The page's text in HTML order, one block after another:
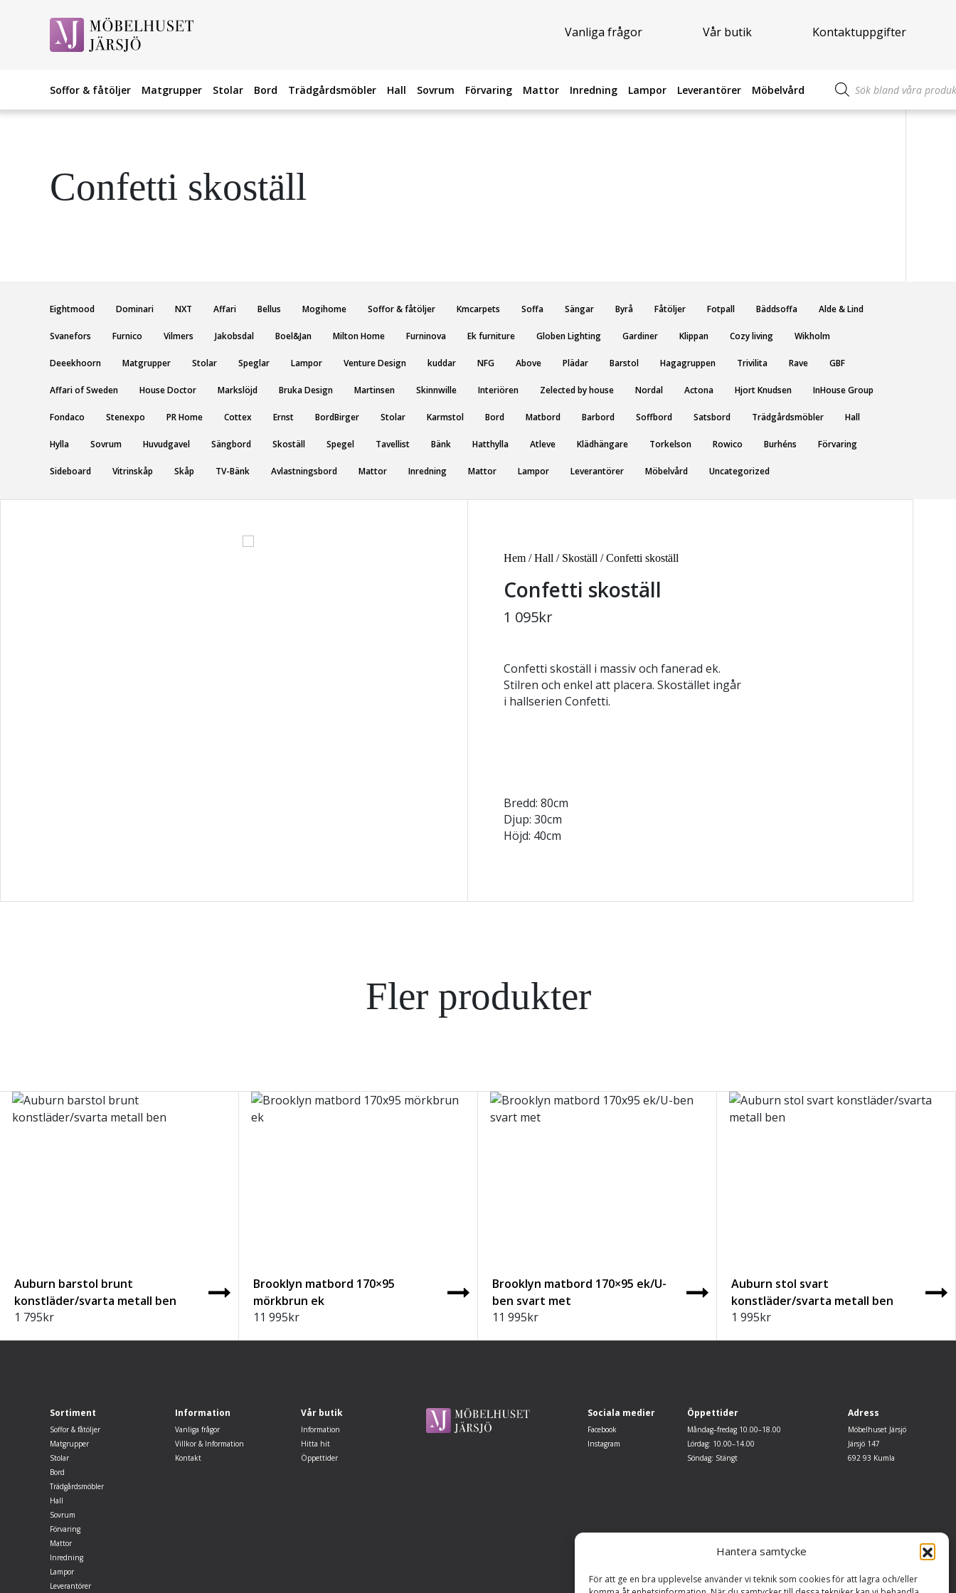
Hantera samtycke
För att ge en bra upplevelse använder vi teknik som cookies för att lagra och/eller
Vanliga frågor Vår butik Kontaktuppgifter
Soffor & fåtöljer Matgrupper Stolar Bord Trädgårdsmöbler Hall Sovrum Förvaring Mattor Inredning Lampor Leverantörer Möbelvård
Produktsökning
Confetti skoställ
Eightmood Dominari NXT Affari Bellus Mogihome Soffor & fåtöljer Kmcarpets Soffa Sängar Byrå Fåtöljer Fotpall Bäddsoffa Alde & Lind
Svanefors Furnico Vilmers Jakobsdal Boel&Jan Milton Home Furninova Ek furniture Globen Lighting Gardiner Klippan Cozy living Wikholm
Deeekhoorn Matgrupper Stolar Speglar Lampor Venture Design kuddar NFG Above Plädar Barstol Hagagruppen Trivilita Rave GBF
Affari of Sweden House Doctor Markslöjd Bruka Design Martinsen Skinnwille Interiören Zelected by house Nordal Actona Hjort Knudsen InHouse Group
Fondaco Stenexpo PR Home Cottex Ernst BordBirger Stolar Karmstol Bord Matbord Barbord Soffbord Satsbord Trädgårdsmöbler Hall
Hylla Sovrum Huvudgavel Sängbord Skoställ Spegel Tavellist Bänk Hatthylla Atleve Klädhängare Torkelson Rowico Burhéns Förvaring
Sideboard Vitrinskåp Skåp TV-Bänk Avlastningsbord Mattor Inredning Mattor Lampor Leverantörer Möbelvård Uncategorized
Hem /Hall / Skoställ / Confetti skoställ
Confetti skoställ
1 095kr
Confetti skoställ i massiv och fanerad ek.
Stilren och enkel att placera. Skostället ingår
i hallserien Confetti.
Bredd: 80cm
Djup: 30cm
Höjd: 40cm
Fler produkter
Auburn barstol brunt
konstläder/svarta metall ben
1 795kr
Brooklyn matbord 170×95
mörkbrun ek
11 995kr
Brooklyn matbord 170×95 ek/U-
ben svart met
11 995kr
Auburn stol svart
konstläder/svarta metall ben
1 995kr
Sortiment
Soffor & fåtöljer
Matgrupper
Stolar
Bord
Trädgårdsmöbler
Hall
Sovrum
Förvaring
Mattor
Inredning
Lampor
Leverantörer
Information
Vanliga frågor
Villkor & Information
Kontakt
Vår butik
Information
Hitta hit
Öppettider
Sociala medier
Facebook
Instagram
Öppettider
Måndag–fredag 10.00–18.00
Lördag: 10.00–14.00
Söndag: Stängt
Adress
Möbelhuset Järsjö
Järsjö 147
692 93 Kumla